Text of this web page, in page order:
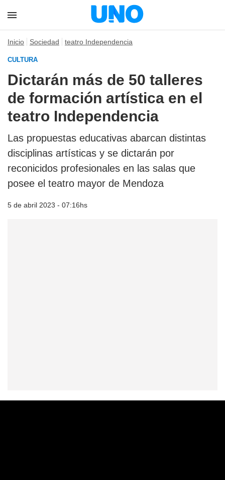
Inicio Sociedad teatro Independencia
CULTURA
Dictarán más de 50 talleres
de formación artística en el
teatro Independencia
Las propuestas educativas abarcan distintas
disciplinas artísticas y se dictarán por
reconicidos profesionales en las salas que
posee el teatro mayor de Mendoza
5 de abril 2023 - 07:16hs